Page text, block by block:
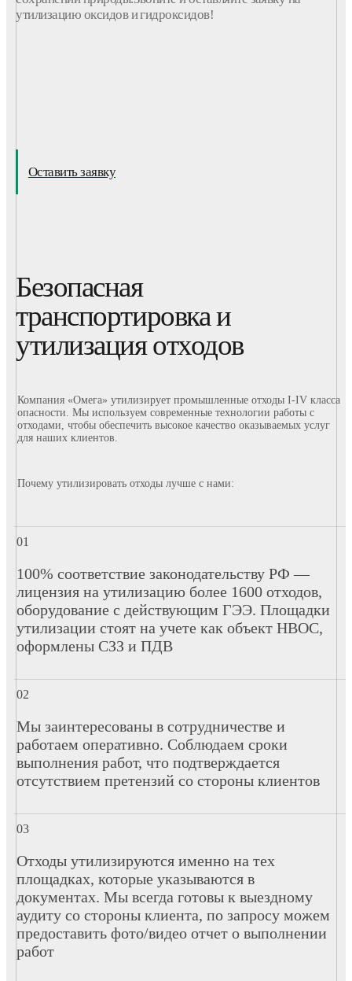
утилизацию оксидов и гидроксидов!
Оставить заявку
Безопасная
транспортировка и
утилизация отходов
Компания «Омега» утилизирует промышленные отходы I-IV класса
опасности. Мы используем современные технологии работы с
отходами, чтобы обеспечить высокое качество оказываемых услуг
для наших клиентов.
Почему утилизировать отходы лучше с нами:
100% соответствие законодательству РФ —
лицензия на утилизацию более 1600 отходов,
оборудование с действующим ГЭЭ. Площадки
утилизации стоят на учете как объект НВОС,
оформлены СЗЗ и ПДВ
Мы заинтересованы в сотрудничестве и
работаем оперативно. Соблюдаем сроки
выполнения работ, что подтверждается
отсутствием претензий со стороны клиентов
Отходы утилизируются именно на тех
площадках, которые указываются в
документах. Мы всегда готовы к выездному
аудиту со стороны клиента, по запросу можем
предоставить фото/видео отчет о выполнении
работ